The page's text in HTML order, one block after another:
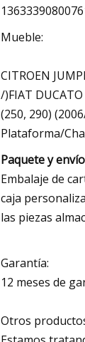
Mueble:
CITROEN
/)FIAT
(250, 290)
Plataforma/
Paquete y
Embalaje de
caja
las piezas
Garantía:
12 meses de
Otros